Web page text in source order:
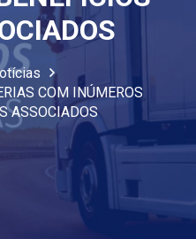
COM INÚMEROS
ASSOCIADOS